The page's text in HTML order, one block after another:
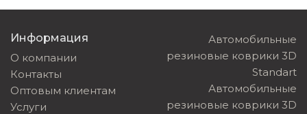
Информация
О компании
Контакты
Оптовым клиентам
Услуги
Автомобильные
резиновые коврики 3D
Standart
Автомобильные
резиновые коврики 3D